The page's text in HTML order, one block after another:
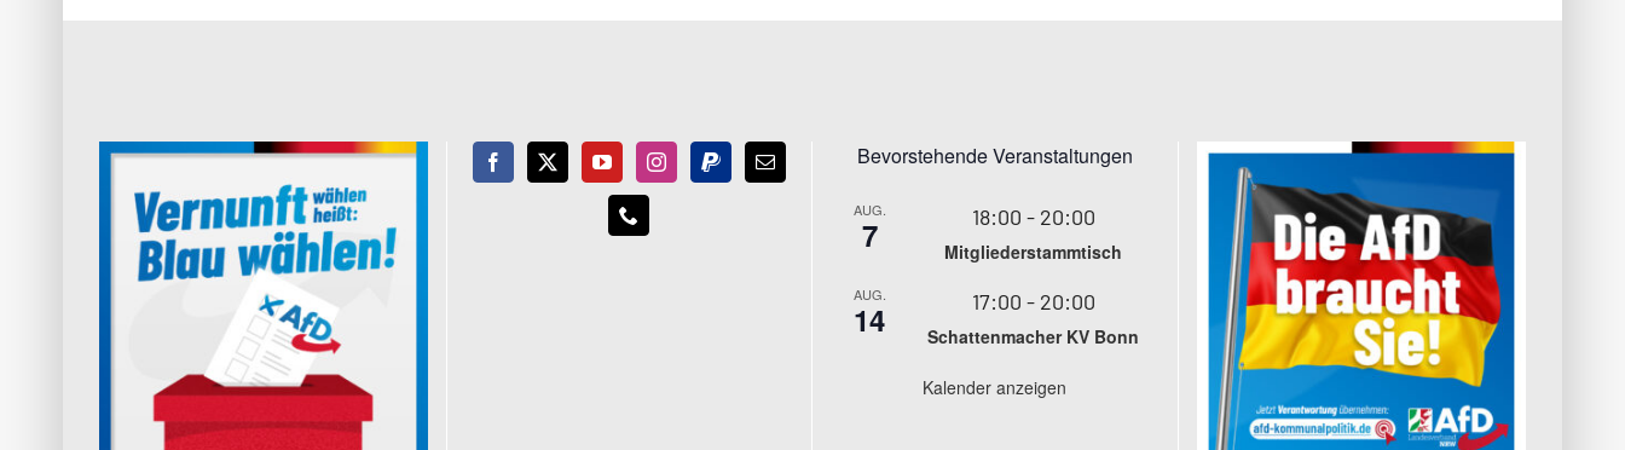
Bevorstehende Veranstaltungen
AUG.
7 18:00 - 20:00
Mitgliederstammtisch
AUG.
14 17:00 - 20:00
Schattenmacher KV Bonn
Kalender anzeigen